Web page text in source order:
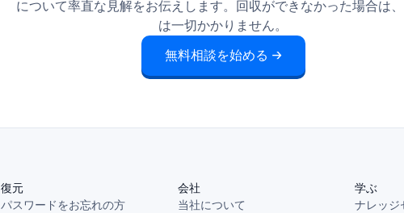
について率直な見解をお伝えします。回収ができなかった場合は
は一切かかりません。
無料相談を始める →
復元
パスワードをお忘れの方
会社
当社について
学ぶ
ナレッジ